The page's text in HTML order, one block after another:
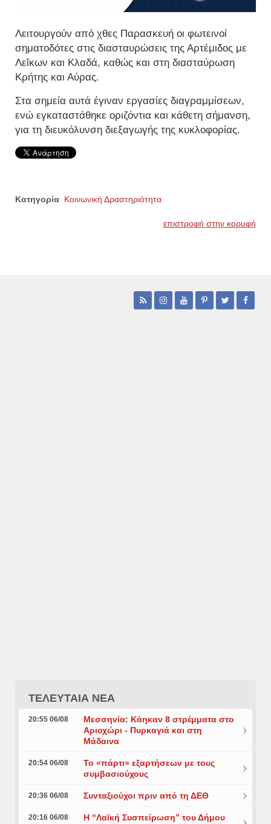
Λειτουργούν από χθες Παρασκευή οι φωτεινοί
σηματοδότες στις διασταυρώσεις της Αρτέμιδος με
Λεΐκων και Κλαδά, καθώς και στη διασταύρωση
Κρήτης και Αύρας.
Στα σημεία αυτά έγιναν εργασίες διαγραμμίσεων,
ενώ εγκαταστάθηκε οριζόντια και κάθετη σήμανση,
για τη διευκόλυνση διεξαγωγής της κυκλοφορίας.
Κατηγορία Κοινωνική Δραστηριότητα
επιστροφή στην κορυφή
ΤΕΛΕΥΤΑΙΑ ΝΕΑ
20:55 06/08
Μεσσηνία: Κάηκαν 8 στρέμματα στο
Αριοχώρι - Πυρκαγιά και στη
Μάδαινα
20:54 06/08
Το «πάρτι» εξαρτήσεων με τους
συμβασιούχους
20:36 06/08 Συνταξιούχοι πριν από τη ΔΕΘ
20:16 06/08
Η “Λαϊκή Συσπείρωση” του Δήμου